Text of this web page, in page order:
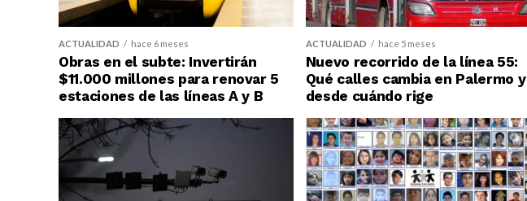
ACTUALIDAD hace 6 meses
Obras en el subte: Invertirán
$11.000 millones para renovar 5
estaciones de las líneas A y B
ACTUALIDAD hace 5 meses
Nuevo recorrido de la línea 55:
Qué calles cambia en Palermo y
desde cuándo rige